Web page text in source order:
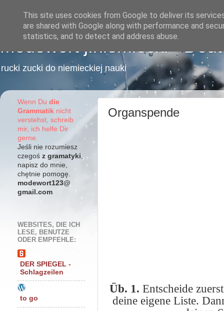
Modewort j.niemiecki -
rucki zucki do niemieckiej nauki
Organspende
Üb. 1. Entscheide
deine eigene Liste.
Wenn Du die
Grammatik nicht
verstehst, schreib
mir, ich helfe Dir
gerne.
Jeśli nie rozumiesz
czegoś z gramatyki
napisz do mnie,
chętnie pomogę.
modewort123@
gmail.com
WEBSITES, DIE ICH
LESE, BENUTZE
ODER EMPFEHLE:
DER SPIEGEL -
Schlagzeilen
to go
This site uses cookies from Google to deliver its
are shared with Google along with performance and
statistics, and to detect and address abuse.